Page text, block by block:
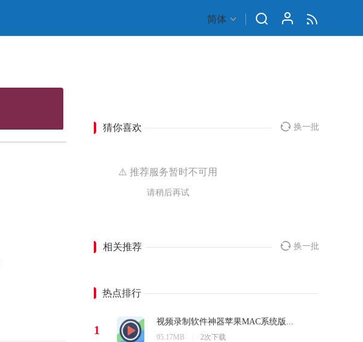
简体
猜你喜欢 换一批
⚠️ 推荐服务暂时不可用
请稍后再试
相关推荐 换一批
热点排行
1
视频录制软件神器苹果MAC系统版...
95.17MB 2次下载